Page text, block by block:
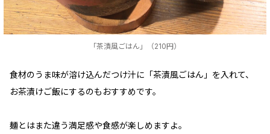
「茶漬風ごはん」（210円）
食材のうま味が溶け込んだつけ汁に「茶漬風ごはん」を入れて、
お茶漬けご飯にするのもおすすめです。
麺とはまた違う満足感や食感が楽しめますよ。